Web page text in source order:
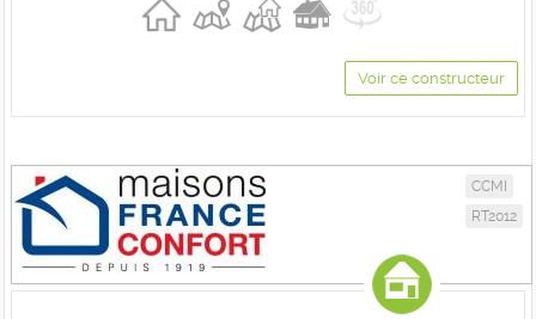
Voir ce constructeur
CCMI
RT2012